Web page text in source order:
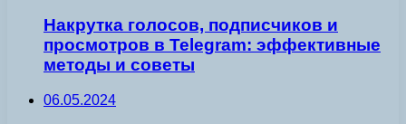
Накрутка голосов, подписчиков и
просмотров в Telegram: эффективные
методы и советы
06.05.2024